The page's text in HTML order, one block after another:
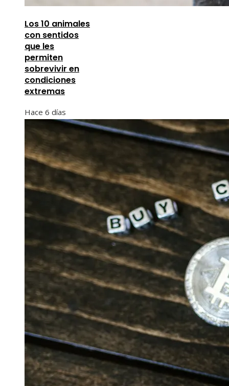
Los 10 animales
con sentidos
que les
permiten
sobrevivir en
condiciones
extremas
Hace 6 días